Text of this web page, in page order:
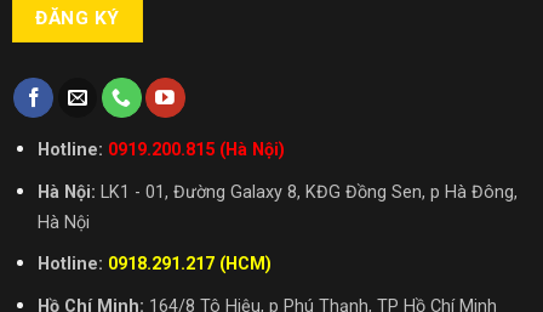
Hotline: 0919.200.815 (Hà Nội)
Hà Nội: LK1 - 01, Đường Galaxy 8, KĐG Đồng Sen, p Hà Đông,
Hà Nội
Hotline: 0918.291.217 (HCM)
Hồ Chí Minh: 164/8 Tô Hiệu, p Phú Thạnh, TP Hồ Chí Minh